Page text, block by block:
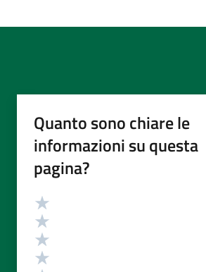
Quanto sono chiare le
informazioni su questa
pagina?
Valutazione